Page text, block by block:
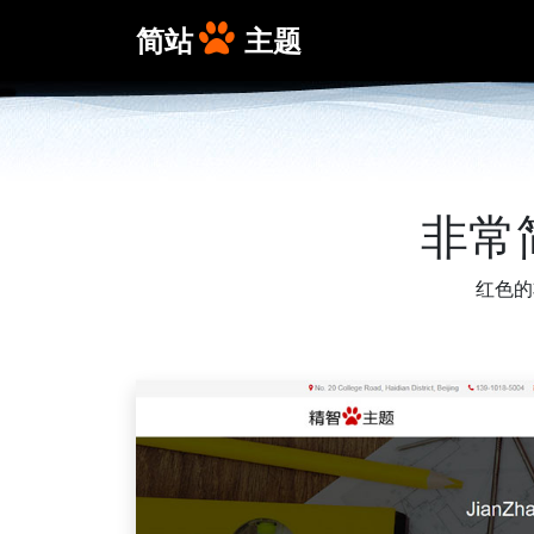
简站 主题
非常
红色